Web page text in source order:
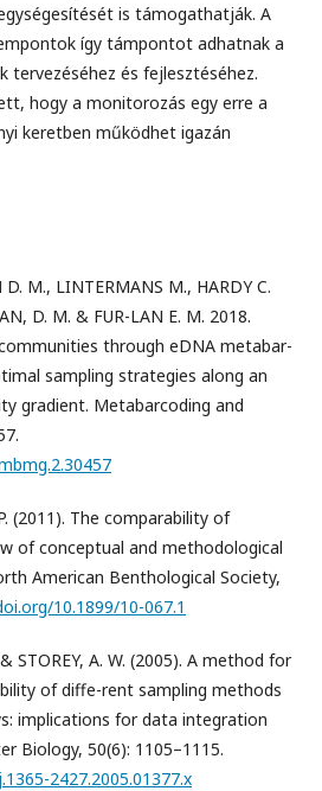
is támogathatják. A
így támpontot adhatnak a
tervezéséhez és fejlesztéséhez.
hogy a monitorozás egy erre a
keretben működhet igazán
D. M., LINTERMANS M., HARDY C.
D. M. & FUR-LAN E. M. 2018.
through eDNA metabar-
sampling strategies along an
gradient. Metabarcoding and
(2011). The comparability of
of conceptual and methodological
American Benthological Society,
10.1899/10-067.1
& STOREY, A. W. (2005). A method for
of diffe-rent sampling methods
implications for data integration
Biology, 50(6): 1105–1115.
2427.2005.01377.x